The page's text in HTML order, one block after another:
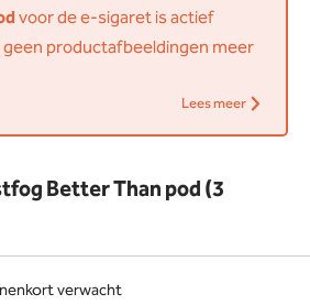
voor de e-sigaret is actief
productafbeeldingen meer
Lees meer
Better Than pod (3
verwacht